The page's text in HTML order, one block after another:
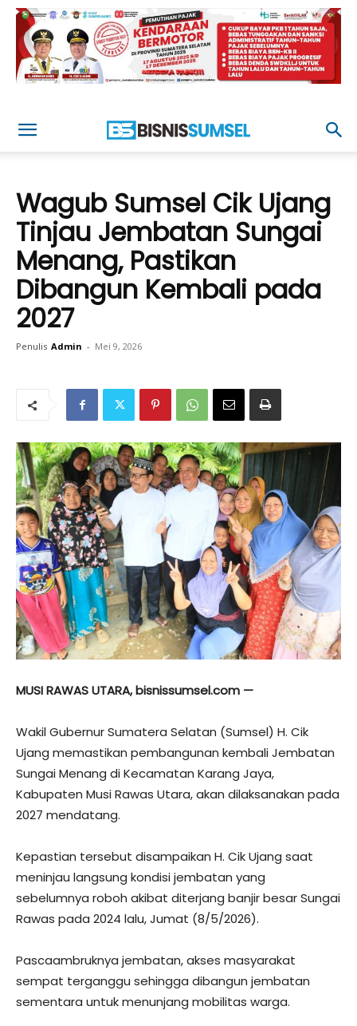
Wagub Sumsel Cik Ujang
Tinjau Jembatan Sungai
Menang, Pastikan
Dibangun Kembali pada
2027
Penulis Admin - Mei 9, 2026
MUSI RAWAS UTARA, bisnissumsel.com —
Wakil Gubernur Sumatera Selatan (Sumsel) H. Cik
Ujang memastikan pembangunan kembali Jembatan
Sungai Menang di Kecamatan Karang Jaya,
Kabupaten Musi Rawas Utara, akan dilaksanakan pada
2027 mendatang.
Kepastian tersebut disampaikan H. Cik Ujang saat
meninjau langsung kondisi jembatan yang
sebelumnya roboh akibat diterjang banjir besar Sungai
Rawas pada 2024 lalu, Jumat (8/5/2026).
Pascaambruknya jembatan, akses masyarakat
sempat terganggu sehingga dibangun jembatan
sementara untuk menunjang mobilitas warga.